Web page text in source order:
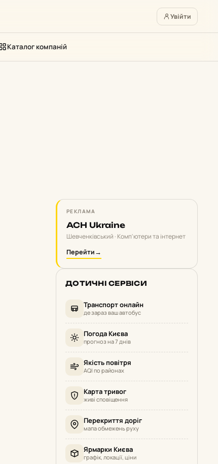
Увійти
Каталог компаній
РЕКЛАМА
ACH Ukraine
Шевченківський · Комп'ютери та інтернет
Перейти→
ДОТИЧНІ СЕРВІСИ
Транспорт онлайн
де зараз ваш автобус
Погода Києва
прогноз на 7 днів
Якість повітря
AQI по районах
Карта тривог
живі сповіщення
Перекриття доріг
мапа обмежень руху
Ярмарки Києва
графік, локації, ціни